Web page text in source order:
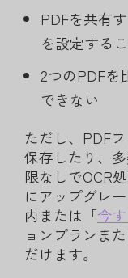
PDFを共有
を設定する
2つのPDFを
できない
ただし、PDF
保存したり、
限なしでOCR
にアップグレ
内または「今
ョンプランま
だけます。